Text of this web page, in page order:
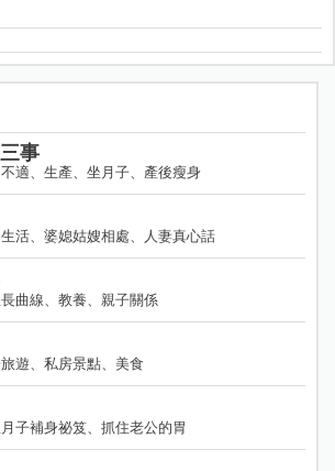
事
適、生產、坐月子、產後瘦身
活、婆媳姑嫂相處、人妻真心話
曲線、教養、親子關係
遊、私房景點、美食
子補身祕笈、抓住老公的胃